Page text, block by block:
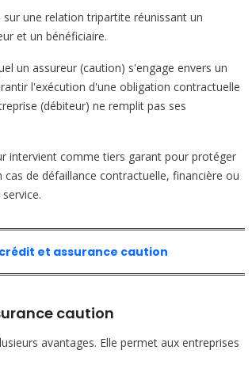
une relation tripartite réunissant un
et un bénéficiaire.
un assureur (caution) s'engage envers un
l'exécution d'une obligation contractuelle
(débiteur) ne remplit pas ses
intervient comme tiers garant pour protéger
de défaillance contractuelle, financière ou
et assurance caution
caution
avantages. Elle permet aux entreprises